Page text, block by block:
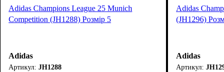
Adidas Champions League 25 Munich
Competition (JH1288) Розмір 5
Adidas
JH1288
Adidas
(JH1296)
Adidas